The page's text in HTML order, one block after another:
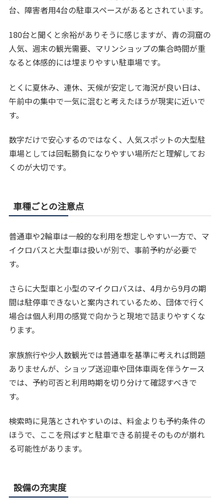
台、障害者用4台の駐車スペースがあるとされています。
180台と聞くと余裕がありそうに感じますが、青の洞窟の
人気、週末の観光需要、マリンショップの集合時間が重
なると体感的には埋まりやすい駐車場です。
とくに夏休み、連休、天候が安定して海況が良い日は、
午前中の集中で一気に混むと考えたほうが現実に近いで
す。
数字だけで安心するのではなく、人気スポットの大型駐
車場としては回転勝負になりやすい場所だと理解してお
くのが大切です。
車種ごとの注意点
普通車や2輪車は一般的な利用を想定しやすい一方で、マ
イクロバスと大型車は扱いが別で、事前予約が必要で
す。
さらに大型車と小型のマイクロバスは、4月から9月の期
間は駐停車できないと案内されているため、団体で行く
場合は個人利用の感覚で向かうと現地で詰まりやすくな
ります。
家族旅行や少人数観光では普通車を基準に考えれば問題
ありませんが、ショップ送迎車や団体車両を伴うケース
では、予約可否と利用時期を切り分けて確認すべきで
す。
検索時に見落とされやすいのは、料金よりも予約条件の
ほうで、ここを飛ばすと駐車できる前提そのものが崩れ
る可能性があります。
設備の充実度